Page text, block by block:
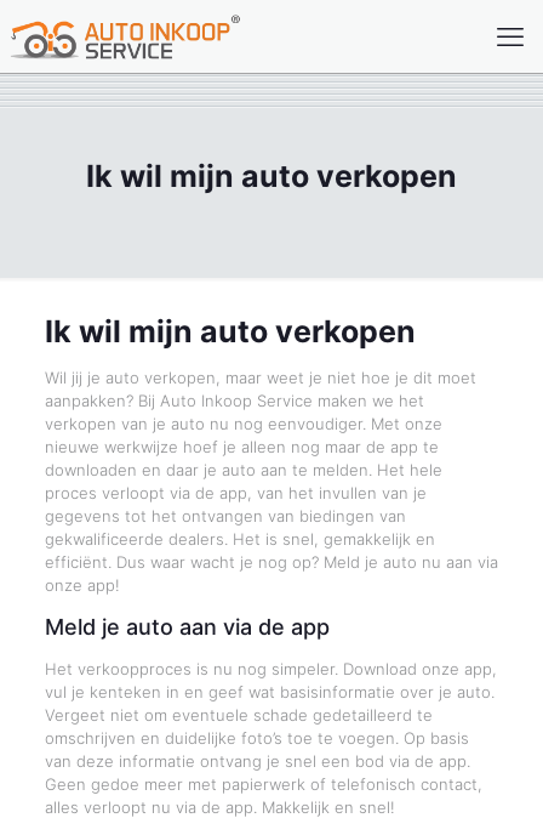
Ik wil mijn auto verkopen
Ik wil mijn auto verkopen
Wil jij je auto verkopen, maar weet je niet hoe je dit moet
aanpakken? Bij Auto Inkoop Service maken we het
verkopen van je auto nu nog eenvoudiger. Met onze
nieuwe werkwijze hoef je alleen nog maar de app te
downloaden en daar je auto aan te melden. Het hele
proces verloopt via de app, van het invullen van je
gegevens tot het ontvangen van biedingen van
gekwalificeerde dealers. Het is snel, gemakkelijk en
efficiënt. Dus waar wacht je nog op? Meld je auto nu aan via
onze app!
Meld je auto aan via de app
Het verkoopproces is nu nog simpeler. Download onze app,
vul je kenteken in en geef wat basisinformatie over je auto.
Vergeet niet om eventuele schade gedetailleerd te
omschrijven en duidelijke foto’s toe te voegen. Op basis
van deze informatie ontvang je snel een bod via de app.
Geen gedoe meer met papierwerk of telefonisch contact,
alles verloopt nu via de app. Makkelijk en snel!